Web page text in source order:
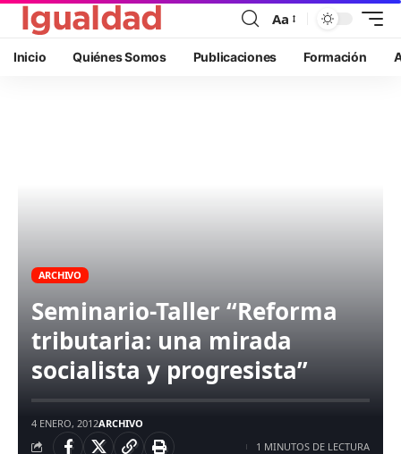
Aa
Inicio Quiénes Somos Publicaciones Formación
ARCHIVO
Seminario-Taller “Reforma
tributaria: una mirada
socialista y progresista”
4 ENERO, 2012ARCHIVO
1 MINUTOS DE LECTURA